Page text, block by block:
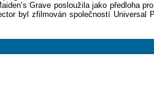
Grave posloužila jako předloha
byl zfilmován společností Universal